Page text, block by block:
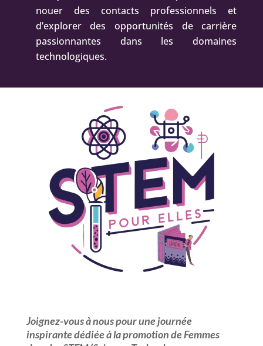
nouer des contacts professionnels et
d’explorer des opportunités de carrière
passionnantes dans les domaines
technologiques.
Joignez-vous à nous pour une journée
inspirante dédiée à la promotion de Femmes